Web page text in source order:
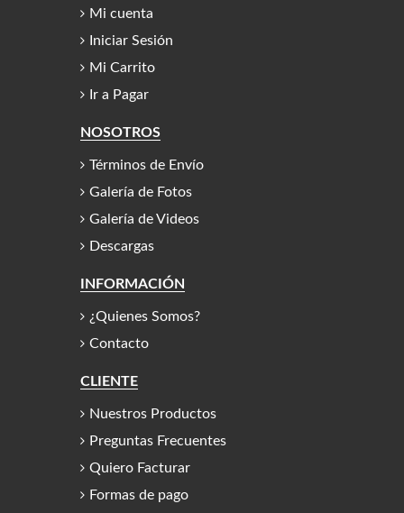
Mi cuenta
Iniciar Sesión
Mi Carrito
Ir a Pagar
NOSOTROS
Términos de Envío
Galería de Fotos
Galería de Videos
Descargas
INFORMACIÓN
¿Quienes Somos?
Contacto
CLIENTE
Nuestros Productos
Preguntas Frecuentes
Quiero Facturar
Formas de pago